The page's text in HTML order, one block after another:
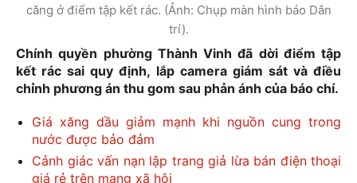
căng ở điểm tập kết rác. (Ảnh: Chụp màn hình báo Dân
trí).
Chính quyền phường Thành Vinh đã dời điểm tập
kết rác sai quy định, lắp camera giám sát và điều
chỉnh phương án thu gom sau phản ánh của báo chí.
Giá xăng dầu giảm mạnh khi nguồn cung trong
nước được bảo đảm
Cảnh giác vấn nạn lập trang giả lừa bán điện thoại
giá rẻ trên mạng xã hội